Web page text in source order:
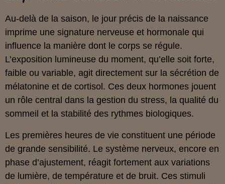
Au-delà de la saison, le jour précis de la naissance
imprime une signature nerveuse et hormonale qui
influence la manière dont le corps se régule.
L’exposition lumineuse du moment, qu’elle soit forte,
faible ou variable, agit directement sur la sécrétion de
mélatonine et de cortisol. Ces deux hormones jouent
un rôle central dans la gestion du stress, la qualité du
sommeil et la stabilité des rythmes biologiques.
Les premières heures de vie constituent une période
de grande sensibilité. Le système nerveux, encore en
phase d’ajustement, réagit fortement aux variations
de lumière, de température et de bruit. Ces stimuli